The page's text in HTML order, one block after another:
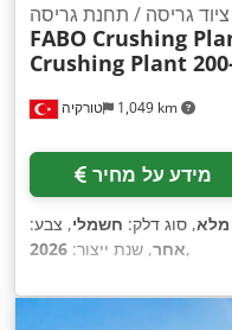
טורקיה 1,049 km
ציוד גריסה / תחנת גריסה
FABO Crushing
Crushing Plant
מידע על מחיר
מלא, סוג דלק: חשמלי, צבע:
אחר, שנת ייצור: 2026 ,